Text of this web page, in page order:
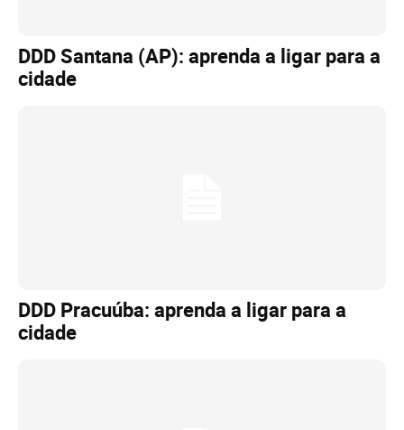
DDD Santana (AP): aprenda a ligar para a
cidade
DDD Pracuúba: aprenda a ligar para a
cidade